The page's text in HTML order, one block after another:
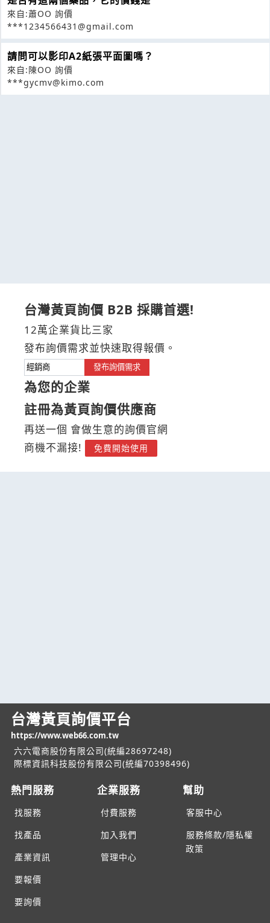
來自:蕭OO 詢價
***1234566431@gmail.com
請問可以影印A2紙張平面圖嗎？
來自:陳OO 詢價
***gycmv@kimo.com
台灣黃頁詢價 B2B 採購首選!
12萬企業貨比三家
發布詢價需求並快速取得報價。
發布詢價需求
為您的企業
註冊為黃頁詢價供應商
再送一個 會做生意的詢價官網
商機不漏接!
免費開始使用
台灣黃頁詢價平台
https://www.web66.com.tw
六六電商股份有限公司(統編28697248)
際標資訊科技股份有限公司(統編70398496)
熱門服務
找服務
找產品
產業資訊
要報價
要詢價
企業服務
付費服務
加入我們
管理中心
幫助
客服中心
服務條款/隱私權
政策